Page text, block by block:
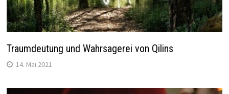
Traumdeutung und Wahrsagerei von Qilins
14. Mai 2021